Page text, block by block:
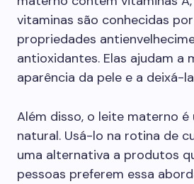
vitaminas são conhecidas
propriedades
antioxidantes. Elas ajudam a
aparência da pele e a deixá-
Além disso, o leite materno é
natural. Usá-lo na rotina de
uma alternativa a produtos
pessoas preferem essa